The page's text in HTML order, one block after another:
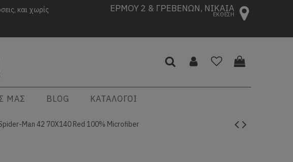
και χωρίς
ΕΡΜΟΥ 2 & ΓΡΕΒΕΝΩΝ, ΝΙΚΑΙΑ
ΕΚΘΕΣΗ
ΜΑΣ BLOG ΚΑΤΑΛΟΓΟΙ
Man 42 70X140 Red 100% Microfiber